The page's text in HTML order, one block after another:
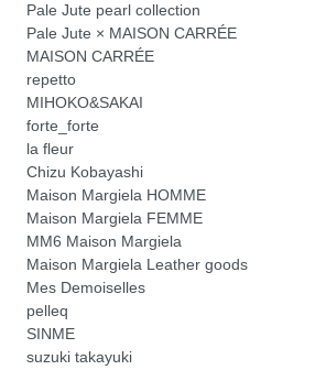
Pale Jute pearl collection
Pale Jute × MAISON CARRÉE
MAISON CARRÉE
repetto
MIHOKO&SAKAI
forte_forte
la fleur
Chizu Kobayashi
Maison Margiela HOMME
Maison Margiela FEMME
MM6 Maison Margiela
Maison Margiela Leather goods
Mes Demoiselles
pelleq
SINME
suzuki takayuki